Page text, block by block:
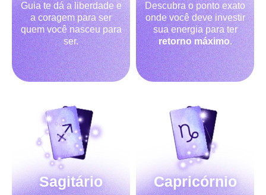
Guia te dá a liberdade e
a coragem para ser
quem você nasceu para
ser.
Descubra o ponto exato
onde você deve investir
sua energia para ter
retorno máximo.
Sagitário Capricórnio